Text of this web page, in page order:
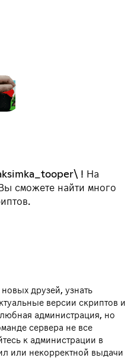
! На
сможете найти много
друзей, узнать
версии скриптов и
администрация, но
сервера не все
к администрации в
или некорректной выдачи